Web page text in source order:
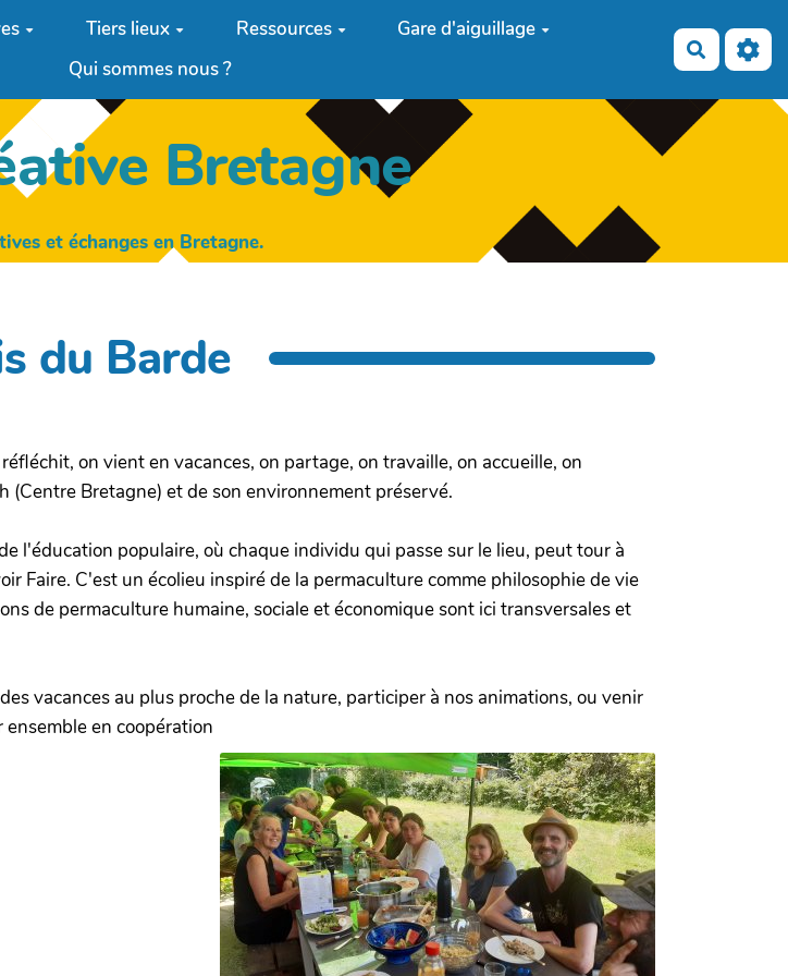
Tiers lieux Ressources
Gare d'aiguillage
Qui sommes nous ?
Bretagne
et échanges en Bretagne.
du Barde
on vient en vacances, on partage, on travaille, on accueille, on
(Centre Bretagne) et de son environnement préservé.
l'éducation populaire, où chaque individu qui passe sur le lieu, peut tour à
Faire. C'est un écolieu inspiré de la permaculture comme philosophie de vie
de permaculture humaine, sociale et économique sont ici transversales et
vacances au plus proche de la nature, participer à nos animations, ou venir
en coopération